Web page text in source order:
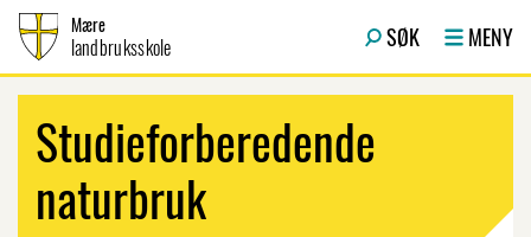
Mære
landbruksskole SØK MENY
Studieforberedende
naturbruk